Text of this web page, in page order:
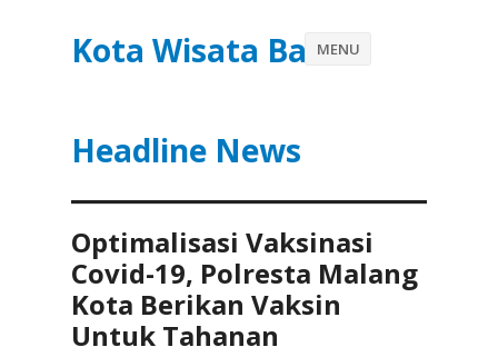
Kota Wisata Batu
Headline News
MENU
Optimalisasi Vaksinasi
Covid-19, Polresta Malang
Kota Berikan Vaksin
Untuk Tahanan